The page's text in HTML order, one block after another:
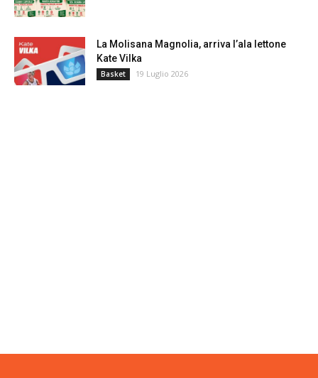
La Molisana Magnolia, arriva l’ala lettone
Kate Vilka
Basket 19 Luglio 2026